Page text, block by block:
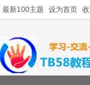
最新100主题 设为首页